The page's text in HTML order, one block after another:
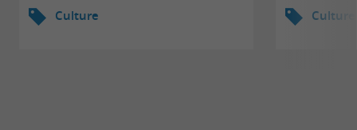
Culture Culture